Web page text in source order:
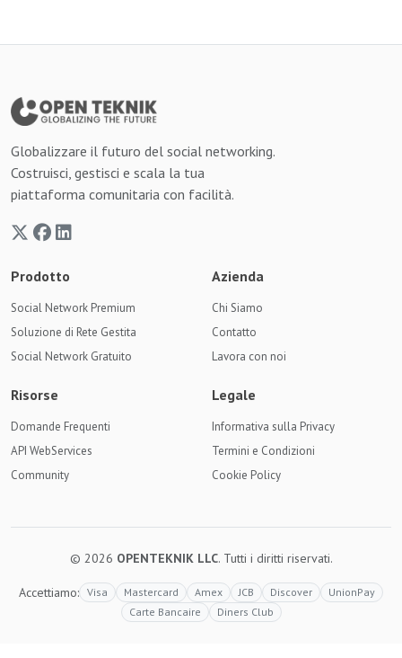
Globalizzare il futuro del social networking.
Costruisci, gestisci e scala la tua
piattaforma comunitaria con facilità.
Prodotto
Social Network Premium
Soluzione di Rete Gestita
Social Network Gratuito
Azienda
Chi Siamo
Contatto
Lavora con noi
Risorse
Domande Frequenti
API WebServices
Community
Legale
Informativa sulla Privacy
Termini e Condizioni
Cookie Policy
© 2026 OPENTEKNIK LLC. Tutti i diritti riservati.
Accettiamo: Visa Mastercard Amex JCB Discover
UnionPay
Carte Bancaire
Diners Club